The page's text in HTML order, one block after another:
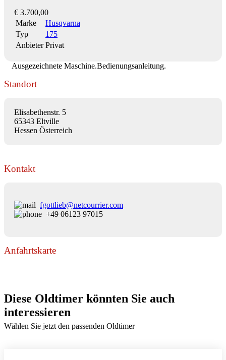
€ 3.700,00
Marke
Husqvarna
Typ
175
Anbieter Privat
Ausgezeichnete Maschine.Bedienungsanleitung.
Standort
Elisabethenstr. 5
65343 Eltville
Hessen Österreich
Kontakt
fgottlieb@netcourrier.com
+49 06123 97015
Anfahrtskarte
Diese Oldtimer könnten Sie auch
interessieren
Wählen Sie jetzt den passenden Oldtimer